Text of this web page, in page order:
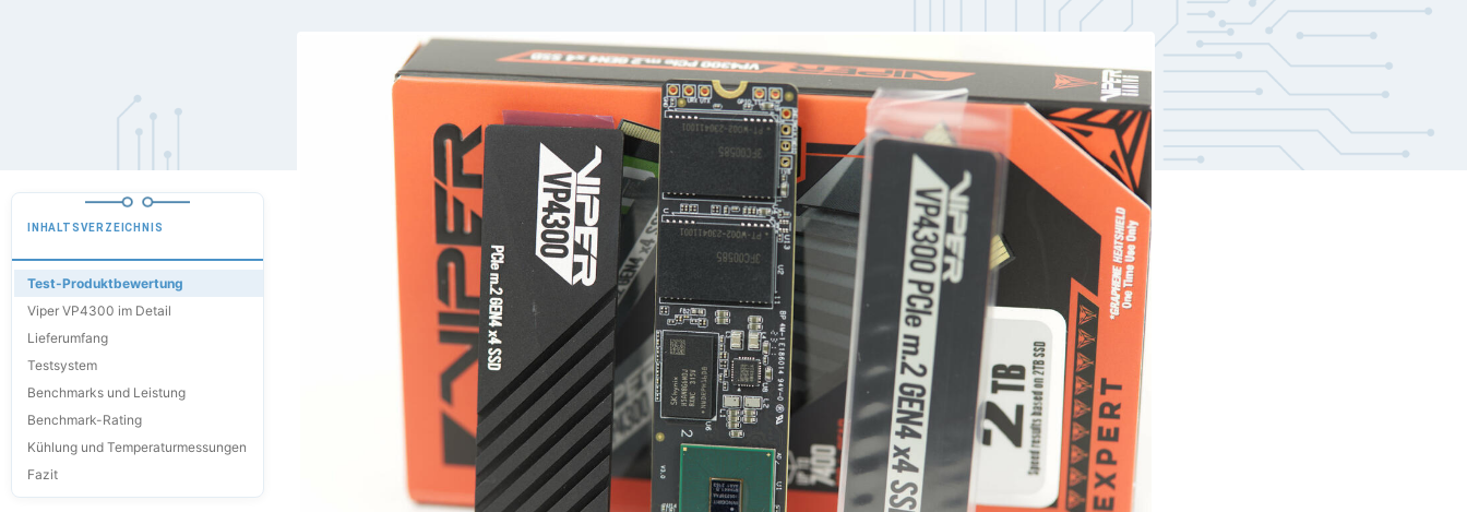
INHALTSVERZEICHNIS
Test-Produktbewertung
Viper VP4300 im Detail
Lieferumfang
Testsystem
Benchmarks und Leistung
Benchmark-Rating
Kühlung und Temperaturmessungen
Fazit